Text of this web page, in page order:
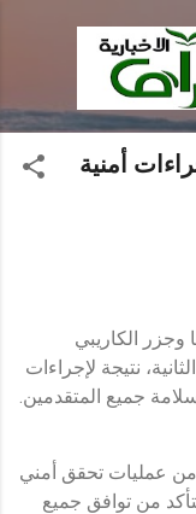
أمنية
الكاريبي
نتيجة لإجراءات
جميع المتقدمين.
من عمليات تحقق أمني
من توافق جميع